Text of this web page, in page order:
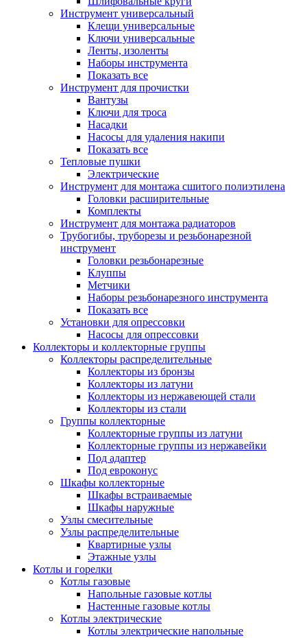
Инструмент универсальный
Клещи универсальные
Ключи универсальные
Ленты, изоленты
Наборы инструмента
Показать все
Инструмент для прочистки
Вантузы
Ключи для троса
Насадки
Насосы для удаления накипи
Показать все
Тепловые пушки
Электрические
Инструмент для монтажа сшитого полиэтилена
Головки расширительные
Комплекты
Инструмент для монтажа радиаторов
Трубогибы, труборезы и резьбонарезной
инструмент
Головки резьбонарезные
Клуппы
Метчики
Наборы резьбонарезного инструмента
Показать все
Установки для опрессовки
Насосы для опрессовки
Коллекторы и коллекторные группы
Коллекторы распределительные
Коллекторы из бронзы
Коллекторы из латуни
Коллекторы из нержавеющей стали
Коллекторы из стали
Группы коллекторные
Коллекторные группы из латуни
Коллекторные группы из нержавейки
Под адаптер
Под евроконус
Шкафы коллекторные
Шкафы встраиваемые
Шкафы наружные
Узлы смесительные
Узлы распределительные
Квартирные узлы
Этажные узлы
Котлы и горелки
Котлы газовые
Напольные газовые котлы
Настенные газовые котлы
Котлы электрические
Котлы электрические напольные